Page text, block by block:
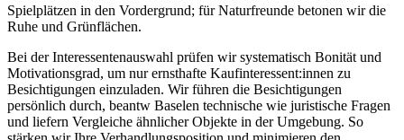
Spielplätzen in den Vordergrund; für Naturfreunde betonen wir die
Ruhe und Grünflächen.
Bei der Interessentenauswahl prüfen wir systematisch Bonität und
Motivationsgrad, um nur ernsthafte Kaufinteressent:innen zu
Besichtigungen einzuladen. Wir führen die Besichtigungen
persönlich durch, beantw Baselen technische wie juristische Fragen
und liefern Vergleiche ähnlicher Objekte in der Umgebung. So